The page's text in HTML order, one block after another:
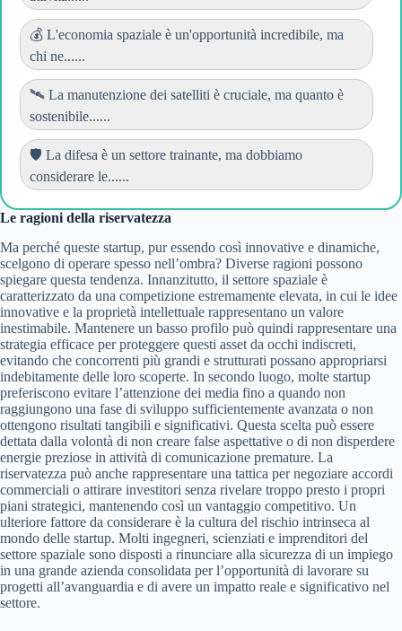
💰 L'economia spaziale è un'opportunità incredibile, ma
chi ne......
🛰️ La manutenzione dei satelliti è cruciale, ma quanto è
sostenibile......
🛡️ La difesa è un settore trainante, ma dobbiamo
considerare le......
Le ragioni della riservatezza
Ma perché queste startup, pur essendo così innovative e dinamiche,
scelgono di operare spesso nell’ombra? Diverse ragioni possono
spiegare questa tendenza. Innanzitutto, il settore spaziale è
caratterizzato da una competizione estremamente elevata, in cui le idee
innovative e la proprietà intellettuale rappresentano un valore
inestimabile. Mantenere un basso profilo può quindi rappresentare una
strategia efficace per proteggere questi asset da occhi indiscreti,
evitando che concorrenti più grandi e strutturati possano appropriarsi
indebitamente delle loro scoperte. In secondo luogo, molte startup
preferiscono evitare l’attenzione dei media fino a quando non
raggiungono una fase di sviluppo sufficientemente avanzata o non
ottengono risultati tangibili e significativi. Questa scelta può essere
dettata dalla volontà di non creare false aspettative o di non disperdere
energie preziose in attività di comunicazione premature. La
riservatezza può anche rappresentare una tattica per negoziare accordi
commerciali o attirare investitori senza rivelare troppo presto i propri
piani strategici, mantenendo così un vantaggio competitivo. Un
ulteriore fattore da considerare è la cultura del rischio intrinseca al
mondo delle startup. Molti ingegneri, scienziati e imprenditori del
settore spaziale sono disposti a rinunciare alla sicurezza di un impiego
in una grande azienda consolidata per l’opportunità di lavorare su
progetti all’avanguardia e di avere un impatto reale e significativo nel
settore.